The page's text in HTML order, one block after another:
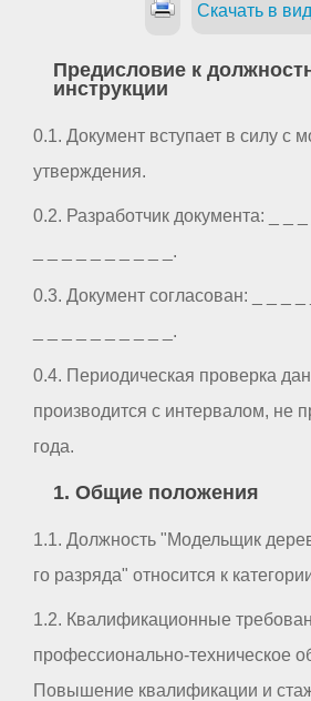
Скачать в
Предисловие к
инструкции
0.1. Документ вступает в силу с
утверждения.
0.2. Разработчик документа: _ _ _
_ _ _ _ _ _ _ _ _ _.
0.3. Документ согласован: _ _ _ _
_ _ _ _ _ _ _ _ _ _.
0.4. Периодическая проверка
производится с интервалом,
года.
1. Общие положения
1.1. Должность "Модельщик
го разряда" относится к
1.2. Квалификационные
профессионально-техническое
Повышение квалификации и